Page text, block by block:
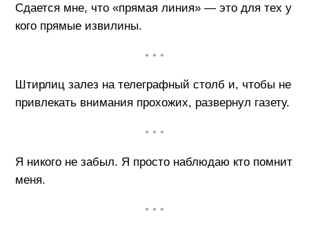
Сдается мне, что «прямая линия» — это для тех у
кого прямые извилины.
• • •
Штирлиц залез на телеграфный столб и, чтобы не
привлекать внимания прохожих, развернул газету.
• • •
Я никого не забыл. Я просто наблюдаю кто помнит
меня.
• • •